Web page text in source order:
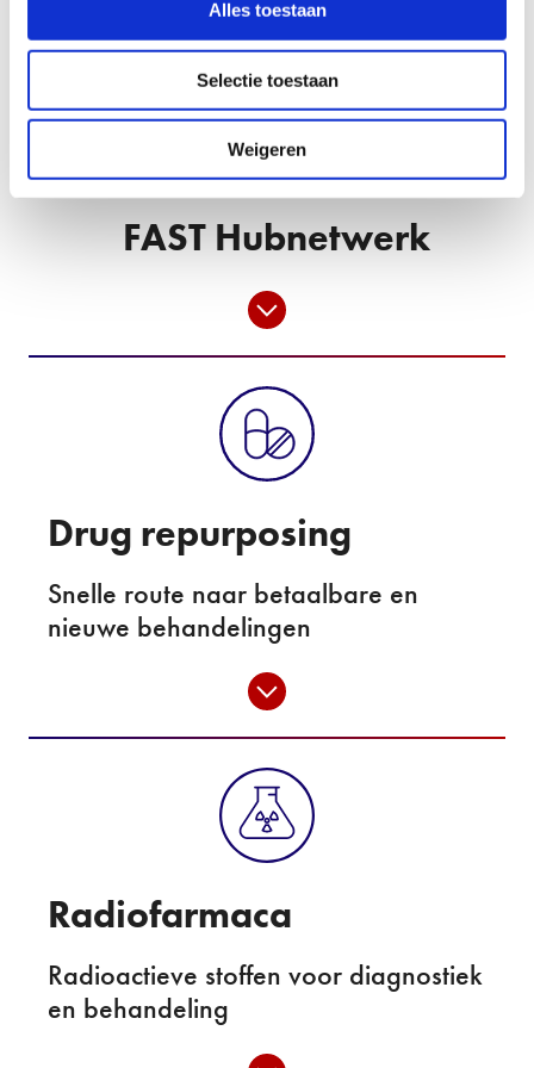
Alles toestaan
Selectie toestaan
Weigeren
FAST Hubnetwerk
Drug repurposing
Snelle route naar betaalbare en
nieuwe behandelingen
Radiofarmaca
Radioactieve stoffen voor diagnostiek
en behandeling